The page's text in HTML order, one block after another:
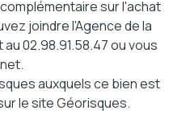
sur l'achat
joindre l'Agence de la
02.98.91.58.47 ou vous
auxquels ce bien est
le site Géorisques.